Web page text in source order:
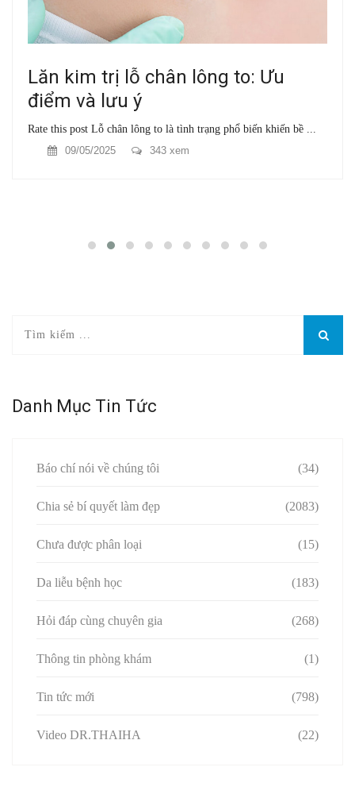
Lăn kim trị lỗ chân lông to: Ưu
điểm và lưu ý
Rate this post Lỗ chân lông to là tình trạng phổ biến khiến bề ...
09/05/2025
343 xem
Danh Mục Tin Tức
Báo chí nói về chúng tôi (34)
Chia sẻ bí quyết làm đẹp (2083)
Chưa được phân loại (15)
Da liễu bệnh học (183)
Hỏi đáp cùng chuyên gia (268)
Thông tin phòng khám (1)
Tin tức mới (798)
Video DR.THAIHA (22)